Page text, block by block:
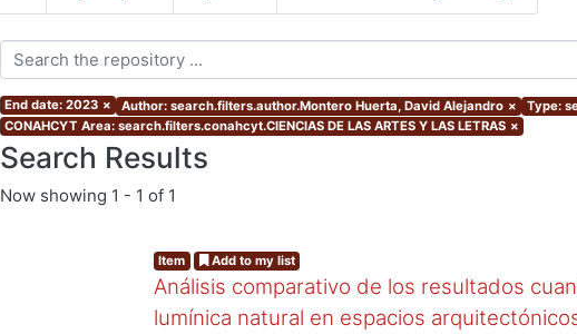
End date: 2023 × Author: search.filters.author.Montero Huerta, David Alejandro × Type:
CONAHCYT Area: search.filters.conahcyt.CIENCIAS DE LAS ARTES Y LAS LETRAS ×
Search Results
Now showing 1 - 1 of 1
Item Add to my list
Análisis comparativo de los resultados
lumínica natural en espacios